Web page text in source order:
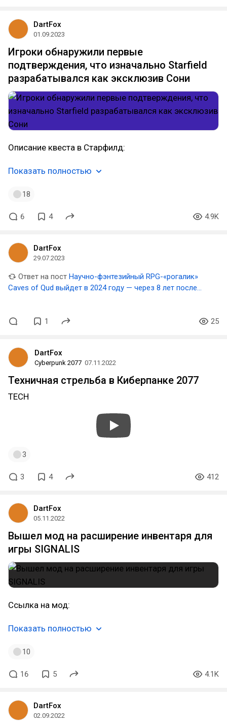
DartFox
01.09.2023
Игроки обнаружили первые
подтверждения, что изначально Starfield
разрабатывался как эксклюзив Сони
Описание квеста в Старфилд:
Показать полностью
18
6 4 4.9K
DartFox
29.07.2023
Ответ на пост Научно-фэнтезийный RPG-«рогалик»
Caves of Qud выйдет в 2024 году — через 8 лет после
1 25
DartFox
Cyberpunk 2077 07.11.2022
Техничная стрельба в Киберпанке 2077
TECH
3
3 4 412
DartFox
05.11.2022
Вышел мод на расширение инвентаря для
игры SIGNALIS
Ссылка на мод:
Показать полностью
10
16 5 4.1K
DartFox
02.09.2022